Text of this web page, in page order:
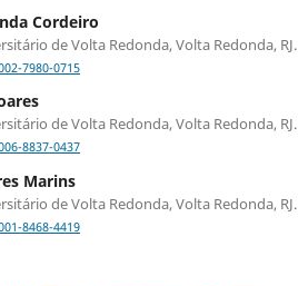
Cordeiro
de Volta Redonda, Volta Redonda, RJ.
7980-0715
de Volta Redonda, Volta Redonda, RJ.
8837-0437
Marins
de Volta Redonda, Volta Redonda, RJ.
8468-4419